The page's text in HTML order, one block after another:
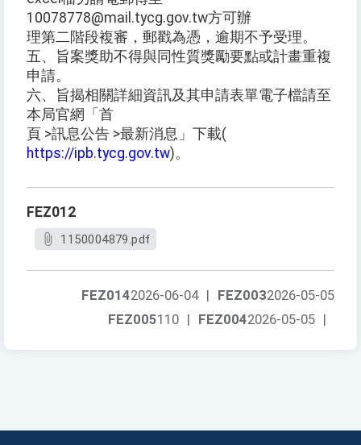
10078778@mail.tycg.gov.tw方可辦
理第二階段複審，郵戳為憑，逾期不予受理。
五、旨案獎助不得與同性質獎勵要點或計畫重複
申請。
六、旨揭相關詳細資訊及其申請表單電子檔請至
本局官網「首
頁 >訊息公告 >最新消息」下載(
https://ipb.tycg.gov.tw)。
FEZ012
1150004879.pdf
FEZ0032026-05-05
FEZ0142026-06-04 |
FEZ0042026-05-05 |
FEZ005110 |